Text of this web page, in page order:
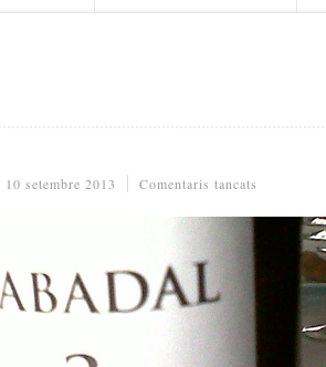
10 setembre 2013 Comentaris tancats